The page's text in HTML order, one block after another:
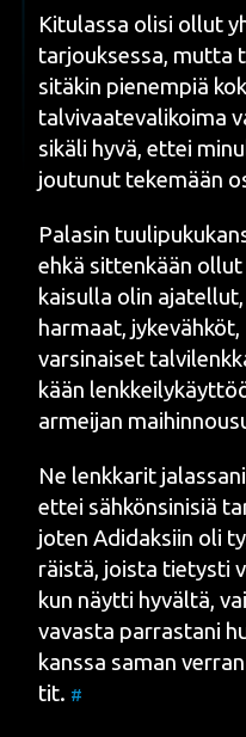
Kitu­las­sa oli­si ollut
tar­jouk­ses­sa, mut­ta
sitä­kin pie­nem­piä
tal­vi­vaa­te­va­li­koi­ma
sikä­li hyvä, ettei
jou­tu­nut teke­mään
Pala­sin
ehkä sit­ten­kään
kai­sul­la olin
har­maat,
var­si­nai­set
kään
armei­jan
Ne lenk­ka­rit
ettei säh­kön­si­ni­siä
joten Adi­dak­siin oli
räis­tä, jois­ta tie­tys­ti
kun näyt­ti hyväl­tä,
va­vas­ta par­ras­ta­ni
kans­sa saman
tit. #